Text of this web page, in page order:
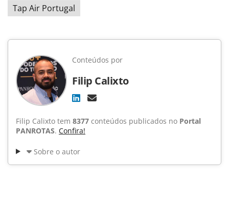
Tap Air Portugal
Conteúdos por
Filip Calixto
Filip Calixto tem 8377 conteúdos publicados no Portal
PANROTAS. Confira!
Sobre o autor